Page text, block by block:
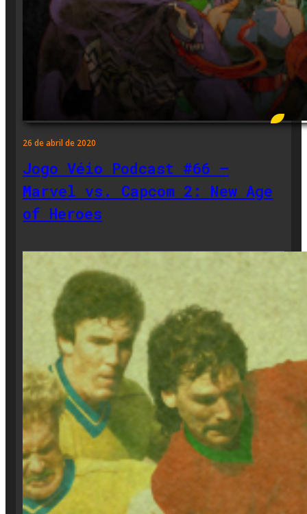
26 de abril de 2020
Jogo Véio Podcast #66 –
Marvel vs. Capcom 2: New Age
of Heroes